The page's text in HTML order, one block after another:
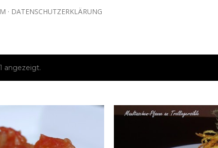
DATENSCHUTZERKLÄRUNG
angezeigt.